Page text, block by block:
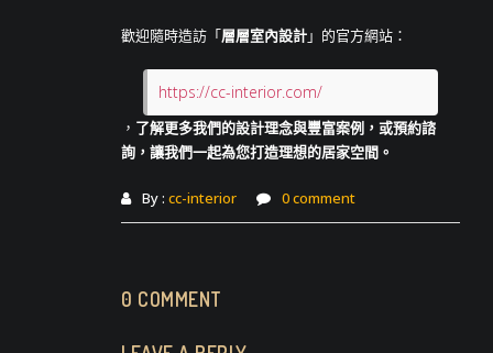
歡迎隨時造訪「層層室內設計」的官方網站：
https://cc-interior.com/
， 了解更多我們的設計理念與豐富案例，或預約諮
詢，讓我們一起為您打造理想的居家空間。
By : cc-interior 0 comment
0 COMMENT